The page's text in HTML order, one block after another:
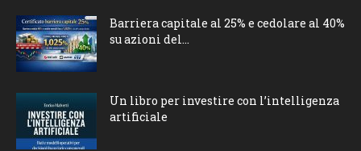
Barriera capitale al 25% e cedolare al 40%
su azioni del...
Un libro per investire con l’intelligenza
artificiale